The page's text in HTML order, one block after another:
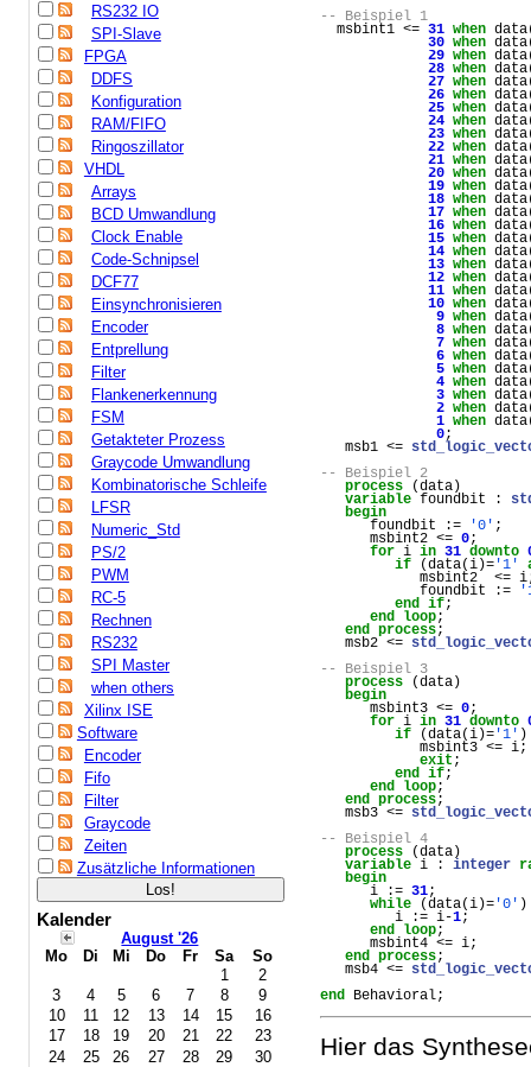
RS232 IO
SPI-Slave
FPGA
DDFS
Konfiguration
RAM/FIFO
Ringoszillator
VHDL
Arrays
BCD Umwandlung
Clock Enable
Code-Schnipsel
DCF77
Einsynchronisieren
Encoder
Entprellung
Filter
Flankenerkennung
FSM
Getakteter Prozess
Graycode Umwandlung
Kombinatorische Schleife
LFSR
Numeric_Std
PS/2
PWM
RC-5
Rechnen
RS232
SPI Master
when others
Xilinx ISE
Software
Encoder
Fifo
Filter
Graycode
Zeiten
Zusätzliche Informationen
Kalender
August '26
Mo
Di Mi Do Fr Sa So
1
2
3
4 5 6 7 8
9
10
11 12 13 14 15
16
17
18 19 20 21 22
23
24
25 26 27 28 29
30
-- Beispiel 1
msbint1 <= 31 when data
30 when data
29 when data
28 when data
27 when data
26 when data
25 when data
24 when data
23 when data
22 when data
21 when data
20 when data
19 when data
18 when data
17 when data
16 when data
15 when data
14 when data
13 when data
12 when data
11 when data
10 when data
9 when data
8 when data
7 when data
6 when data
5 when data
4 when data
3 when data
2 when data
1 when data
0;
msb1 <=
-- Beispiel 2
process (data)
variable foundbit :
begin
foundbit := '0' ;
msbint2 <= 0;
for i in 31 downto
if (data(i)= '1'
msbint2
  <=
i
foundbit :=
end
if;
end
loop;
end
process;
msb2 <=
-- Beispiel 3
process (data)
begin
msbint3 <= 0;
for i in 31 downto
if (data(i)= '1'
msbint3 <= i;
exit ;
end
if;
end
loop;
end
process;
msb3 <=
-- Beispiel 4
process (data)
variable i : integer
begin
i := 31;
while (data(i)= '0'
i := i-1;
end
loop;
msbint4 <= i;
end
process;
msb4 <=
end
Behavioral;
Hier das